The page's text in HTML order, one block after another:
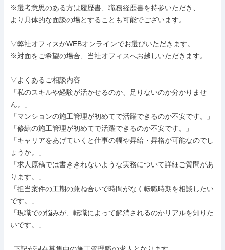
※選考意思のある方は履歴書、職務経歴書を持参いただき、
より具体的な面談の場とすることも可能でございます。
▽弊社オフィスかWEBオンラインでお選びいただきます。
※対面をご希望の場合、当社オフィスへお越しいただきます。
▽よくあるご相談内容
「私のスキルや経験が活かせるのか、足りないのか分かりませ
ん。」
「マンションの施工管理が初めてで活躍できるのか不安です。」
「修繕の施工管理が初めてで活躍できるのか不安です。」
「キャリアをあげていくと仕事の幅や昇給・昇格が可能なのでし
ょうか。」
「求人原稿では書ききれないような実務について詳細ご質問があ
ります。」
「担当案件の工期の兼ね合いで時間がなく転職時期を相談したい
です。」
「現職での悩みが、転職によって解消されるのかリアルを知りた
いです。」